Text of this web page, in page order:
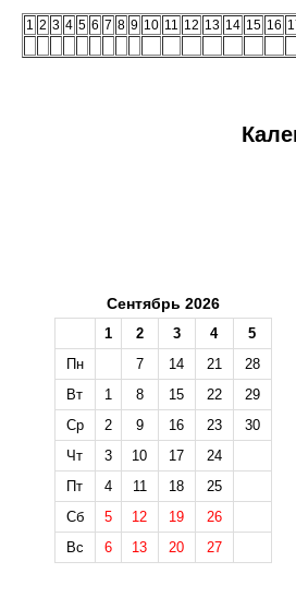
1 2 3 4 5 6 7 8 9 10 11 12 13 14 15 16
Сентябрь 2026
1 2 3 4
5
Пн
7 14 21
28
Вт
1 8 15 22
29
Ср
2 9 16 23
30
Чт
3 10 17
24
Пт
4 11 18
25
Сб
5 12 19
26
Вс
6 13 20 27